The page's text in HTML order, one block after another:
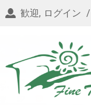
歓迎, ログイン /